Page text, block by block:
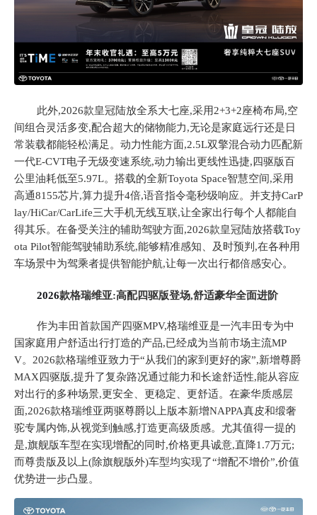
此外,2026款皇冠陆放全系大七座,采用2+3+2座椅布局,空
间组合灵活多变,配合超大的储物能力,无论是家庭远行还是日
常装载都能轻松满足。动力性能方面,2.5L双擎混合动力匹配新
一代E-CVT电子无级变速系统,动力输出更线性迅捷,四驱版百
公里油耗低至5.97L。搭载的全新Toyota Space智慧空间,采用
高通8155芯片,算力提升4倍,语音指令毫秒级响应。并支持CarP
lay/HiCar/CarLife三大手机无线互联,让全家出行每个人都能自
得其乐。 在备受关注的辅助驾驶方面,2026款皇冠陆放搭载Toy
ota Pilot智能驾驶辅助系统,能够精准感知、及时预判,在各种用
车场景中为驾乘者提供智能护航,让每一次出行都倍感安心。
2026款格瑞维亚:高配四驱版登场,舒适豪华全面进阶
作为丰田首款国产四驱MPV,格瑞维亚是一汽丰田专为中
国家庭用户舒适出行打造的产品,已经成为当前市场主流MP
V。2026款格瑞维亚致力于“从我们的家到更好的家”,新增尊爵
MAX四驱版,提升了复杂路况通过能力和长途舒适性,能从容应
对出行的多种场景,更安全、更稳定、更舒适。 在豪华质感层
面,2026款格瑞维亚两驱尊爵以上版本新增NAPPA真皮和缎奢
驼专属内饰,从视觉到触感,打造更高级质感。尤其值得一提的
是,旗舰版车型在实现增配的同时,价格更具诚意,直降1.7万元;
而尊贵版及以上(除旗舰版外)车型均实现了“增配不增价”,价值
优势进一步凸显。